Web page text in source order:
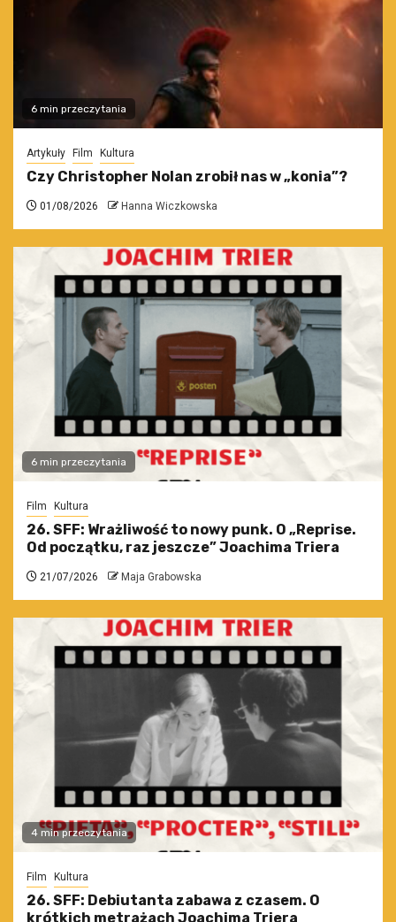
6 min przeczytania
Artykuły Film Kultura
Czy Christopher Nolan zrobił nas w „konia”?
01/08/2026 Hanna Wiczkowska
6 min przeczytania
Film Kultura
26. SFF: Wrażliwość to nowy punk. O „Reprise.
Od początku, raz jeszcze” Joachima Triera
21/07/2026 Maja Grabowska
4 min przeczytania
Film Kultura
26. SFF: Debiutanta zabawa z czasem. O
krótkich metrażach Joachima Triera